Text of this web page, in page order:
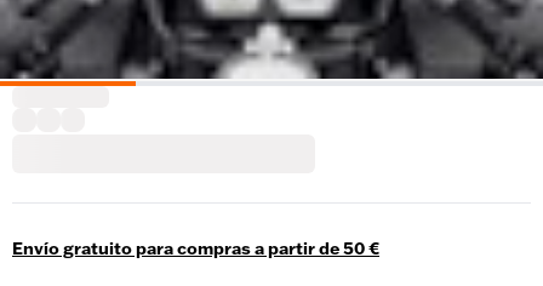
Envío gratuito para compras a partir de 50 €